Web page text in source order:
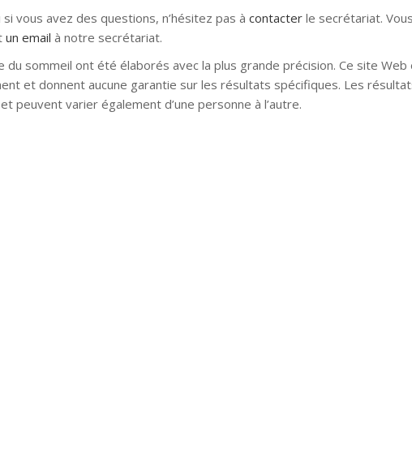
vous avez des questions, n’hésitez pas à contacter le secrétariat.
un email à notre secrétariat.
sommeil ont été élaborés avec la plus grande précision. Ce site Web
et donnent aucune garantie sur les résultats spécifiques. Les
peuvent varier également d’une personne à l’autre.